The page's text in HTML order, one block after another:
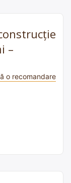
–
o recomandare